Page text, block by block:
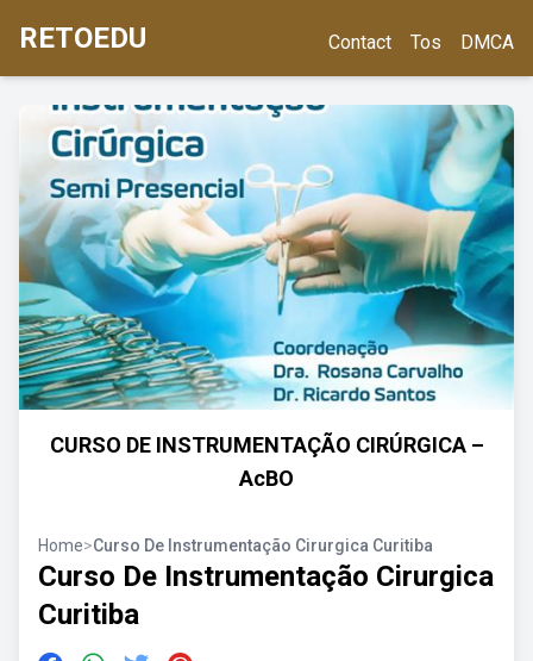
RETOEDU Contact Tos DMCA
CURSO DE INSTRUMENTAÇÃO CIRÚRGICA –
AcBO
Home>Curso De Instrumentação Cirurgica Curitiba
Curso De Instrumentação Cirurgica
Curitiba